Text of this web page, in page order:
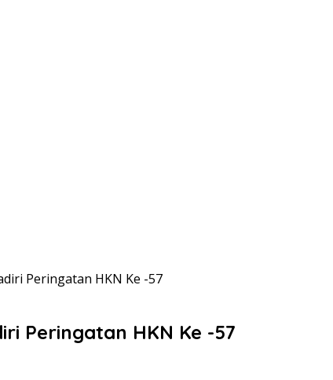
Peringatan HKN Ke -57
Peringatan HKN Ke -57